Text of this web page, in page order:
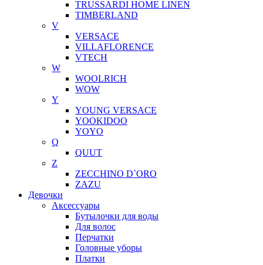
TRUSSARDI HOME LINEN
TIMBERLAND
V
VERSACE
VILLAFLORENCE
VTECH
W
WOOLRICH
WOW
Y
YOUNG VERSACE
YOOKIDOO
YOYO
Q
QUUT
Z
ZECCHINO D`ORO
ZAZU
Девочки
Аксессуары
Бутылочки для воды
Для волос
Перчатки
Головные уборы
Платки